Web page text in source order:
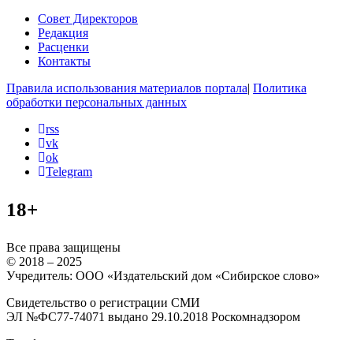
Совет Директоров
Редакция
Расценки
Контакты
Правила использования материалов портала| Политика
обработки персональных данных
rss
vk
ok
Telegram
18+
Все права защищены
© 2018 – 2025
Учредитель: ООО «Издательский дом «Сибирское слово»
Свидетельство о регистрации СМИ
ЭЛ №ФС77-74071 выдано 29.10.2018 Роскомнадзором